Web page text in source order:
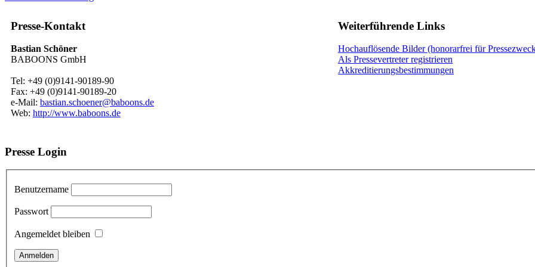
Presse-Kontakt
Bastian Schöner
BABOONS GmbH
Tel: +49 (0)9141-90189-90
Fax: +49 (0)9141-90189-20
e-Mail: bastian.schoener@baboons.de
Web: http://www.baboons.de
Weiterführende Links
Hochauflösende Bilder (honorarfrei für
Als Pressevertreter registrieren
Akkreditierungsbestimmungen
Presse Login
Benutzername
Passwort
Angemeldet bleiben